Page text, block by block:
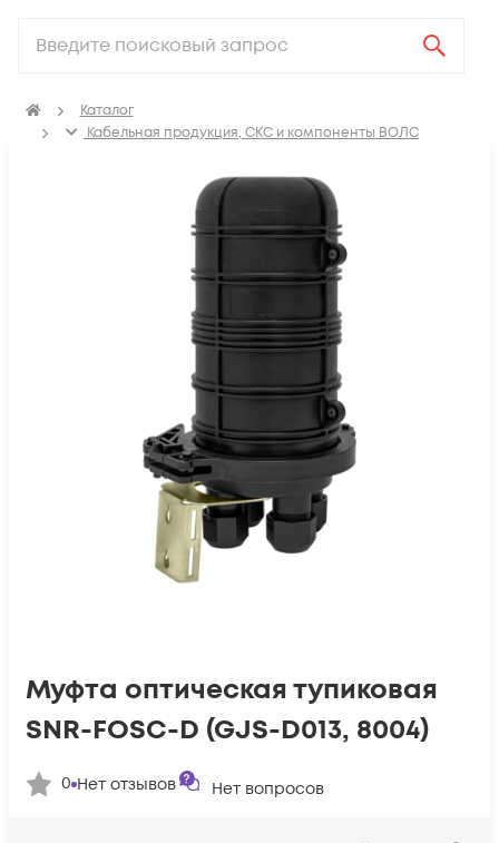
Каталог
Кабельная продукция, СКС и компоненты ВОЛС
Муфты оптические
Муфты оптические механическая герметизация
Муфта оптическая тупиковая
SNR-FOSC-D (GJS-D013, 8004)
0 Нет отзывов Нет вопросов